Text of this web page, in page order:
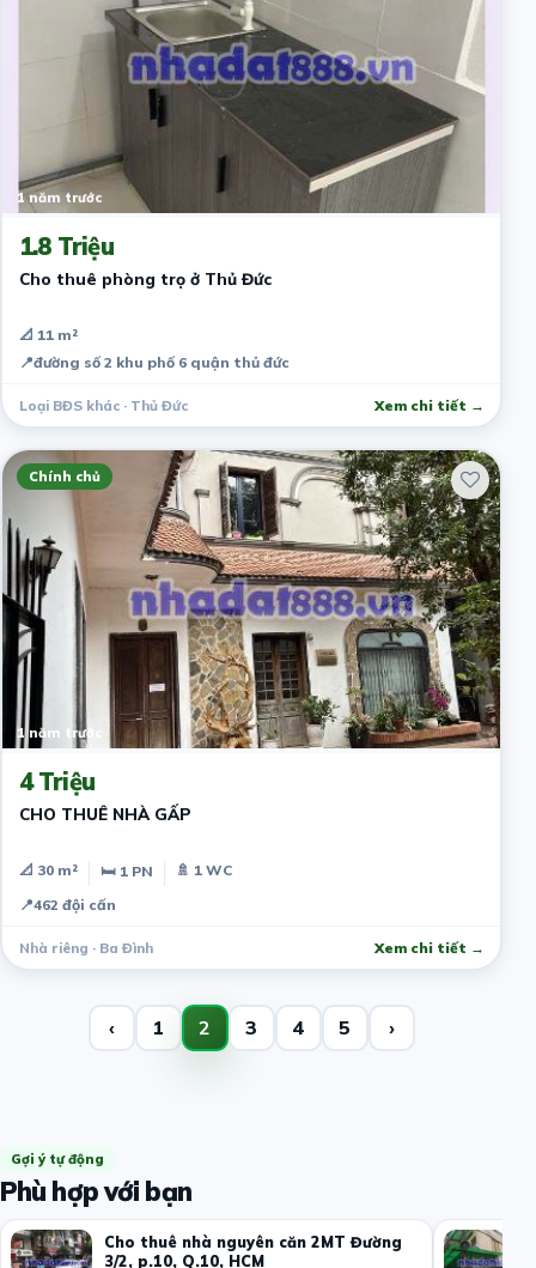
1 năm trước
1.8 Triệu
Cho thuê phòng trọ ở Thủ Đức
📐 11 m²
📍đường số 2 khu phố 6 quận thủ đức
Loại BĐS khác · Thủ Đức Xem chi tiết →
Chính chủ
1 năm trước
4 Triệu
CHO THUÊ NHÀ GẤP
📐 30 m² 🛏 1 PN
🚿 1 WC
📍462 đội cấn
Nhà riêng · Ba Đình Xem chi tiết →
‹ 1 2 3 4 5 ›
Gợi ý tự động
Phù hợp với bạn
Cho thuê nhà nguyên căn 2MT Đường
3/2, p.10, Q.10, HCM